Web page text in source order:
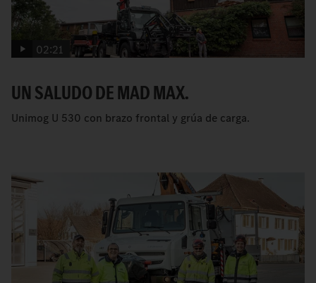
02:21
UN SALUDO DE MAD MAX.
Unimog U 530 con brazo frontal y grúa de carga.